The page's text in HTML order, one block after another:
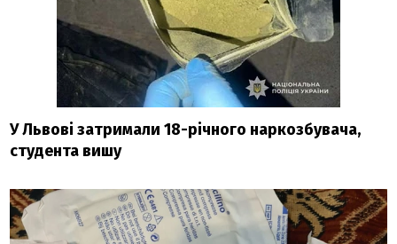
У Львові затримали 18-річного наркозбувача,
студента вишу